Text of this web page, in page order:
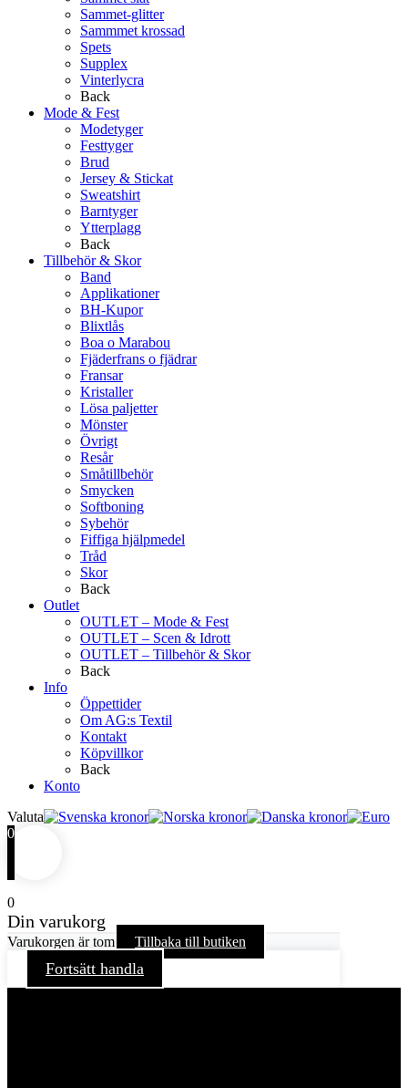
Sammet-glitter
Sammmet krossad
Spets
Supplex
Vinterlycra
Back
Mode & Fest
Modetyger
Festtyger
Brud
Jersey & Stickat
Sweatshirt
Barntyger
Ytterplagg
Back
Tillbehör & Skor
Band
Applikationer
BH-Kupor
Blixtlås
Boa o Marabou
Fjäderfrans o fjädrar
Fransar
Kristaller
Lösa paljetter
Mönster
Övrigt
Resår
Småtillbehör
Smycken
Softboning
Sybehör
Fiffiga hjälpmedel
Tråd
Skor
Back
Outlet
OUTLET – Mode & Fest
OUTLET – Scen & Idrott
OUTLET – Tillbehör & Skor
Back
Info
Öppettider
Om AG:s Textil
Kontakt
Köpvillkor
Back
Konto
Valuta
0
0
Din varukorg
Varukorgen är tom Tillbaka till butiken
Fortsätt handla